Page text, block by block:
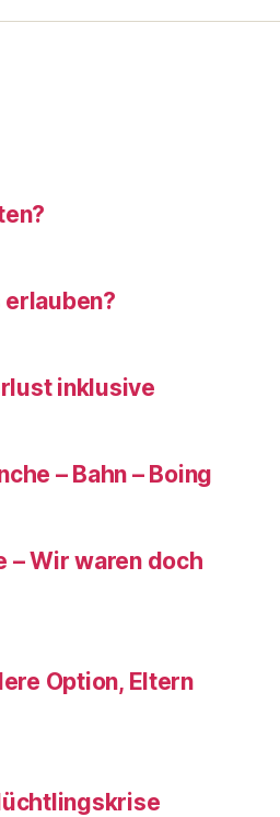
inklusive
– Bahn – Boing
Wir waren doch
Option, Eltern